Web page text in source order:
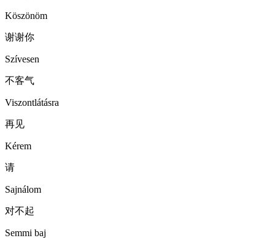
Köszönöm
谢谢你
Szívesen
不客气
Viszontlátásra
再见
Kérem
请
Sajnálom
对不起
Semmi baj